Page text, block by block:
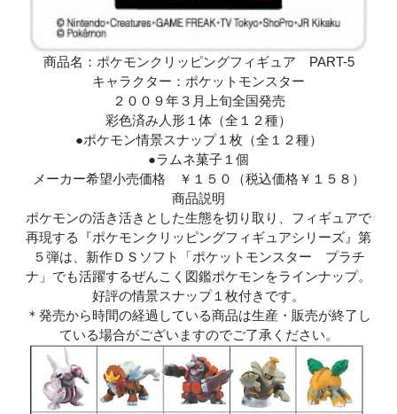
商品名：ポケモンクリッピングフィギュア PART-5
キャラクター：ポケットモンスター
２００９年３月上旬全国発売
彩色済み人形１体（全１２種）
●ポケモン情景スナップ１枚（全１２種）
●ラムネ菓子１個
メーカー希望小売価格 ￥１５０（税込価格￥１５８）
商品説明
ポケモンの活き活きとした生態を切り取り、フィギュアで
再現する『ポケモンクリッピングフィギュアシリーズ』第
５弾は、新作ＤＳソフト「ポケットモンスター プラチ
ナ」でも活躍するぜんこく図鑑ポケモンをラインナップ。
好評の情景スナップ１枚付きです。
＊発売から時間の経過している商品は生産・販売が終了し
ている場合がございますのでご了承ください。